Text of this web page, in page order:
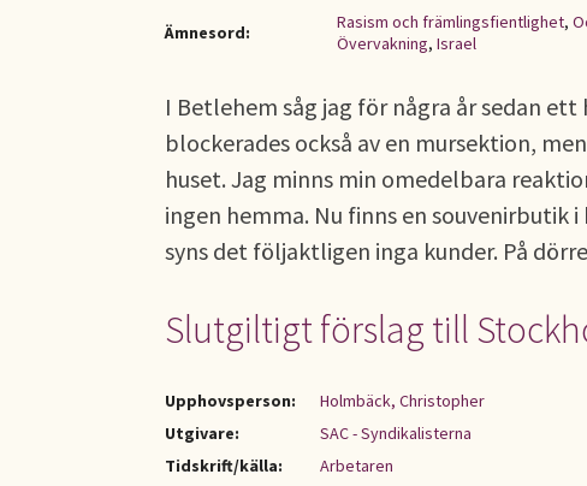
Ämnesord:
Rasism och främlingsfientlighet,
Övervakning, Israel
I Betlehem såg jag för några år sedan
blockerades också av en mursektion,
huset. Jag minns min omedelbara
ingen hemma. Nu finns en souvenirbutik
syns det följaktligen inga kunder. På
Slutgiltigt förslag till
Upphovsperson:
Holmbäck, Christopher
Utgivare:
SAC - Syndikalisterna
Tidskrift/källa:
Arbetaren